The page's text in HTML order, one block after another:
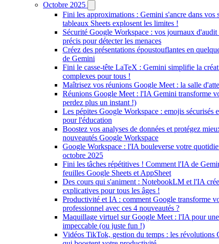
Octobre 2025
Fini les approximations : Gemini s'ancre dans vos
tableaux Sheets explosent les limites !
Sécurité Google Workspace : vos journaux
précis pour détecter les menaces
Créez des présentations époustouflantes en
de Gemini
Fini le casse-tête LaTeX : Gemini simplifie la
complexes pour tous !
Maîtrisez vos réunions Google Meet : la salle
Réunions Google Meet : l'IA Gemini transforme
perdez plus un instant !)
Les pépites Google Workspace : emojis sécurisés
pour l'éducation
Boostez vos analyses de données et protégez
nouveautés Google Workspace
Google Workspace : l'IA bouleverse votre
octobre 2025
Fini les tâches répétitives ! Comment l'IA de
feuilles Google Sheets et AppSheet
Des cours qui s'animent : NotebookLM et l'IA
explicatives pour tous les âges !
Productivité et IA : comment Google transforme
professionnel avec ces 4 nouveautés ?
Maquillage virtuel sur Google Meet : l'IA pour
impeccable (ou juste fun !)
Vidéos TikTok, gestion du temps : les révolutions